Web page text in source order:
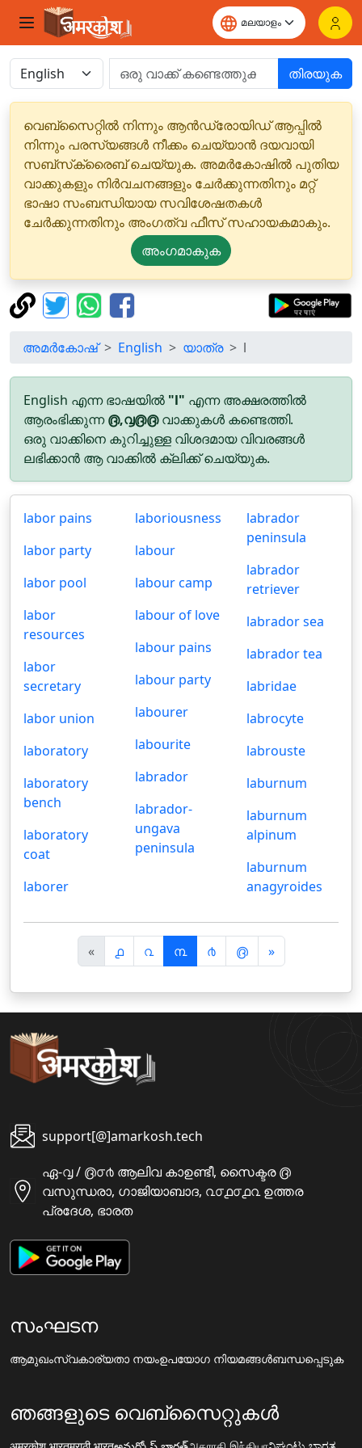
തിരയുക
വെബ്‌സൈറ്റിൽ നിന്നും ആൻഡ്രോയിഡ് ആപ്പിൽ
നിന്നും പരസ്യങ്ങൾ നീക്കം ചെയ്യാൻ ദയവായി
സബ്‌സ്‌ക്രൈബ് ചെയ്യുക. അമർകോഷിൽ പുതിയ
വാക്കുകളും നിർവചനങ്ങളും ചേർക്കുന്നതിനും മറ്റ്
ഭാഷാ സംബന്ധിയായ സവിശേഷതകൾ
ചേർക്കുന്നതിനും അംഗത്വ ഫീസ് സഹായകമാകും.
അംഗമാകുക
അമർകോഷ് English യാത്ര l
English എന്ന ഭാഷയിൽ "l" എന്ന അക്ഷരത്തിൽ
ആരംഭിക്കുന്ന൫,൮൫൫വാക്കുകൾ കണ്ടെത്തി.
ഒരു വാക്കിനെ കുറിച്ചുള്ള വിശദമായ വിവരങ്ങൾ
ലഭിക്കാൻ ആ വാക്കിൽ ക്ലിക്ക് ചെയ്യുക.
labor pains
labor party
labor pool
labor
resources
labor
secretary
labor union
laboratory
laboratory
bench
laboratory
coat
laborer
laboriousness
labour
labour camp
labour of love
labour pains
labour party
labourer
labourite
labrador
labrador-
ungava
peninsula
labrador
peninsula
labrador
retriever
labrador sea
labrador tea
labridae
labrocyte
labrouste
laburnum
laburnum
alpinum
laburnum
anagyroides
«पि
छ
ला
൧ ൨ ൩ ൪ ൫ »अ
ग
ला
support[@]amarkosh.tech
ഏ-൮ / ൫൦൪ ആലിവ കാഉണ്ടീ, സൈക്ടര ൫
വസുന്ധരാ, ഗാജിയാബാദ, ൨൦൧൦൧൨ ഉത്തര
പ്രദേശ, ഭാരത
സംഘടന
ആമുഖംസ്വകാര്യതാ നയംഉപയോഗ നിയമങ്ങൾബന്ധപ്പെടുക
ഞങ്ങളുടെ വെബ്സൈറ്റുകൾ